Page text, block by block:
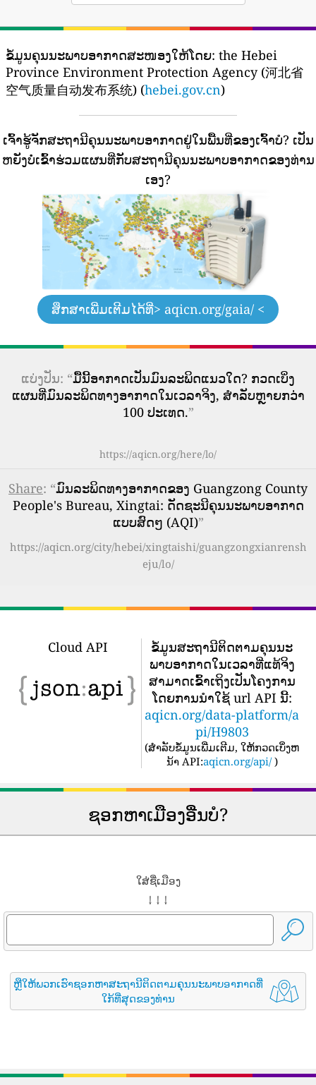
ຂໍ້ມູນຄຸນນະພາບອາກາດສະໜອງໃຫ້ໂດຍ: the Hebei
Province Environment Protection Agency (河北省
空气质量自动发布系统) (hebei.gov.cn)
ເຈົ້າຮູ້ຈັກສະຖານີຄຸນນະພາບອາກາດຢູ່ໃນພື້ນທີ່ຂອງເຈົ້າບໍ? ເປັນ
ຫຍັງບໍ່ເຂົ້າຮ່ວມແຜນທີ່ກັບສະຖານີຄຸນນະພາບອາກາດຂອງທ່ານ
ເອງ?
ສຶກສາເພີ່ມເຕີມໄດ້ທີ່> aqicn.org/gaia/ <
ແບ່ງປັນ: “ມື້ນີ້ອາກາດເປັນມົນລະພິດແນວໃດ? ກວດເບິ່ງ
ແຜນທີ່ມົນລະພິດທາງອາກາດໃນເວລາຈິງ, ສໍາລັບຫຼາຍກວ່າ
100 ປະເທດ.”
https://aqicn.org/here/lo/
Share: “ມົນລະພິດທາງອາກາດຂອງ Guangzong County
People's Bureau, Xingtai: ດັດຊະນີຄຸນນະພາບອາກາດ
ແບບສົດໆ (AQI)”
https://aqicn.org/city/hebei/xingtaishi/guangzongxianrensh
eju/lo/
Cloud API
ຂໍ້​ມູນ​ສະ​ຖາ​ນີ​ຕິດ​ຕາມ​ຄຸນ​ນະ​
ພາບ​ອາ​ກາດ​ໃນ​ເວ​ລາ​ທີ່​ແທ້​ຈິງ​
ສາ​ມາດ​ເຂົ້າ​ເຖິງ​ເປັນ​ໂຄງ​ການ​
ໂດຍ​ການ​ນໍາ​ໃຊ້ url API ນີ້​:
aqicn.org/data-platform/a
pi/H9803
(ສໍາລັບຂໍ້ມູນເພີ່ມເຕີມ, ໃຫ້ກວດເບິ່ງຫ
ນ້າ API:aqicn.org/api/ )
ຊອກຫາເມືອງອື່ນບໍ?
ໃສ່ຊື່ເມືອງ
↓ ↓ ↓
ຫຼືໃຫ້ພວກເຮົາຊອກຫາສະຖານີຕິດຕາມຄຸນນະພາບອາກາດທີ່
ໃກ້ທີ່ສຸດຂອງທ່ານ